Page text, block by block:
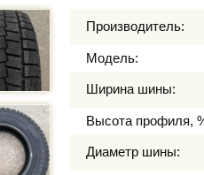
Производитель:
Модель:
Ширина шины:
Высота профиля,
Диаметр шины: